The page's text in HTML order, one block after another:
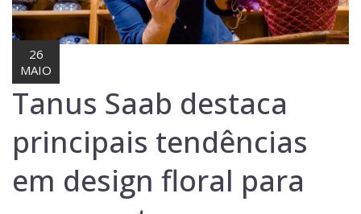
26
MAIO
Tanus Saab destaca
principais tendências
em design floral para